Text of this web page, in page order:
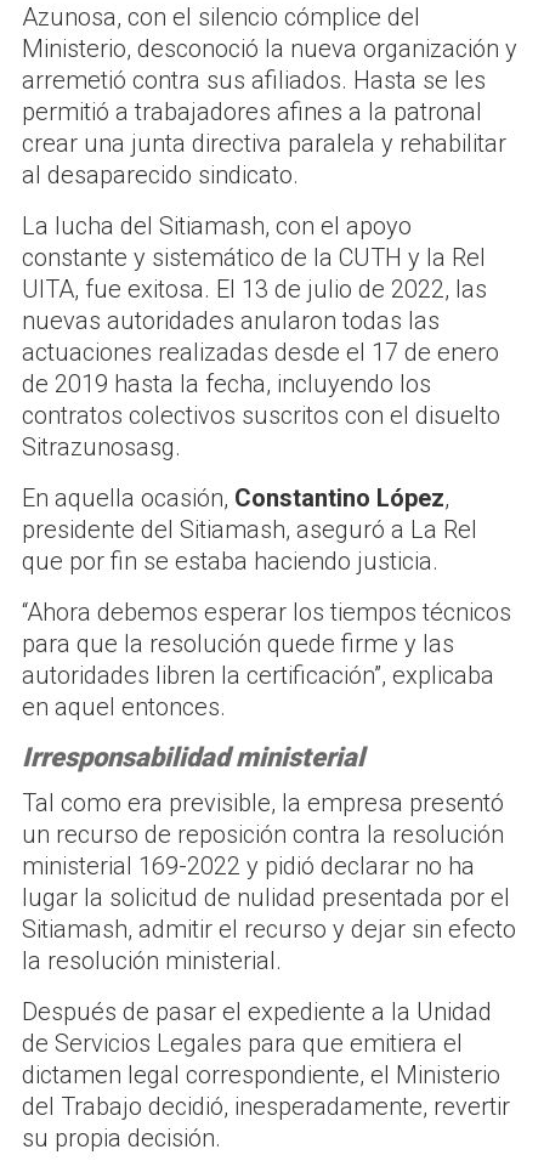
Azunosa, con el silencio cómplice del
Ministerio, desconoció la nueva organización y
arremetió contra sus afiliados. Hasta se les
permitió a trabajadores afines a la patronal
crear una junta directiva paralela y rehabilitar
al desaparecido sindicato.
La lucha del Sitiamash, con el apoyo
constante y sistemático de la CUTH y la Rel
UITA, fue exitosa. El 13 de julio de 2022, las
nuevas autoridades anularon todas las
actuaciones realizadas desde el 17 de enero
de 2019 hasta la fecha, incluyendo los
contratos colectivos suscritos con el disuelto
Sitrazunosasg.
En aquella ocasión, Constantino López,
presidente del Sitiamash, aseguró a La Rel
que por fin se estaba haciendo justicia.
“Ahora debemos esperar los tiempos técnicos
para que la resolución quede firme y las
autoridades libren la certificación”, explicaba
en aquel entonces.
Irresponsabilidad ministerial
Tal como era previsible, la empresa presentó
un recurso de reposición contra la resolución
ministerial 169-2022 y pidió declarar no ha
lugar la solicitud de nulidad presentada por el
Sitiamash, admitir el recurso y dejar sin efecto
la resolución ministerial.
Después de pasar el expediente a la Unidad
de Servicios Legales para que emitiera el
dictamen legal correspondiente, el Ministerio
del Trabajo decidió, inesperadamente, revertir
su propia decisión.